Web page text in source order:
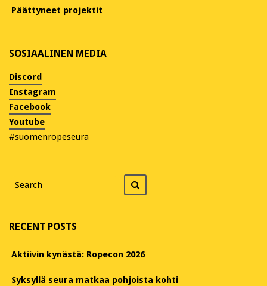
Päättyneet projektit
SOSIAALINEN MEDIA
Discord
Instagram
Facebook
Youtube
#suomenropeseura
for
RECENT POSTS
Aktiivin kynästä: Ropecon 2026
Syksyllä seura matkaa pohjoista kohti